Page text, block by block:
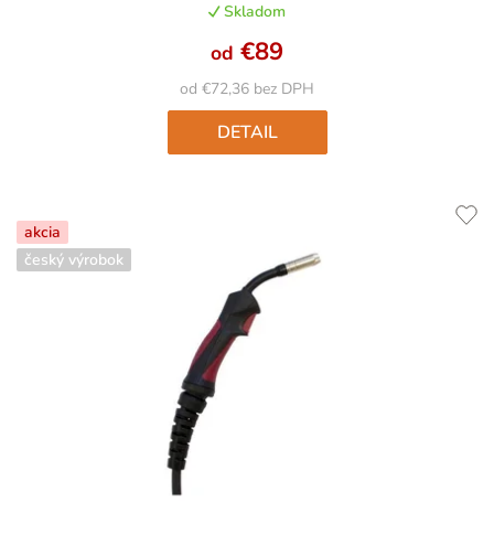
je
4,3
z
5
hviezdičiek.
Skladom
od €72,36 bez DPH
od €89
DETAIL
akcia
český výrobok